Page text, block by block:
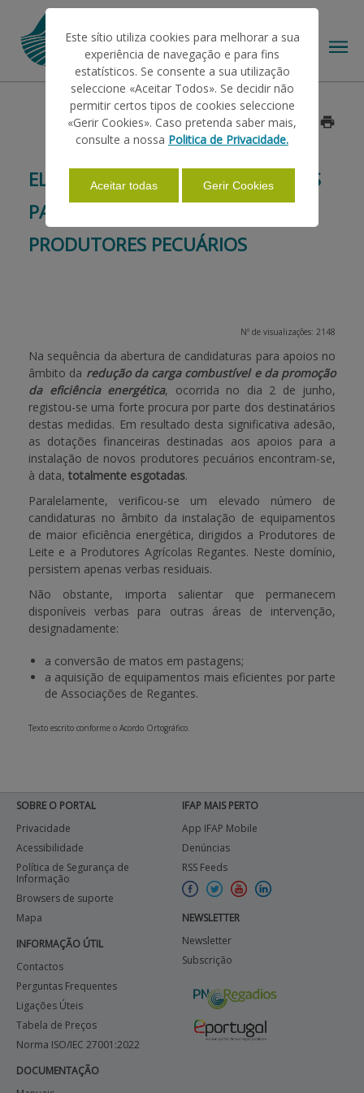
AJUDAS/APOIOS
INFORMAÇÕES
APOIO AO BENEFICIÁRIO
Entrar / Registar
ELEVADA ADESÃO ESGOTA VERBAS
PARA INSTALAÇÃO DE NOVOS
PRODUTORES PECUÁRIOS
Data: 2026/06/03
Nº de visualizações: 2148
Na sequência da abertura de candidaturas para apoios no
âmbito da redução da carga combustível e da promoção
da eficiência energética, ocorrida no dia 2 de junho,
registou-se uma forte procura por parte dos destinatários
destas medidas. Em resultado desta significativa adesão,
as dotações financeiras destinadas aos apoios para a
instalação de novos produtores pecuários encontram-se,
à data, totalmente esgotadas.
Paralelamente, verificou-se um elevado número de
candidaturas no âmbito da instalação de equipamentos
de maior eficiência energética, dirigidos a Produtores de
Leite e a Produtores Agrícolas Regantes. Neste domínio,
persistem apenas verbas residuais.
Não obstante, importa salientar que permanecem
disponíveis verbas para outras áreas de intervenção,
designadamente:
a conversão de matos em pastagens;
a aquisição de equipamentos mais eficientes por parte
de Associações de Regantes.
Texto escrito conforme o Acordo Ortográfico.
SOBRE O PORTAL
Privacidade
Acessibilidade
Política de Segurança de
Informação
Browsers de suporte
Mapa
INFORMAÇÃO ÚTIL
Contactos
Perguntas Frequentes
Ligações Úteis
Tabela de Preços
Norma ISO/IEC 27001:2022
DOCUMENTAÇÃO
IFAP MAIS PERTO
App IFAP Mobile
Denúncias
RSS Feeds
NEWSLETTER
Newsletter
Subscrição
Este sítio utiliza cookies para melhorar a sua
experiência de navegação e para fins
estatísticos. Se consente a sua utilização
seleccione «Aceitar Todos». Se decidir não
permitir certos tipos de cookies seleccione
«Gerir Cookies». Caso pretenda saber mais,
consulte a nossa Politica de Privacidade.
Aceitar todas Gerir Cookies